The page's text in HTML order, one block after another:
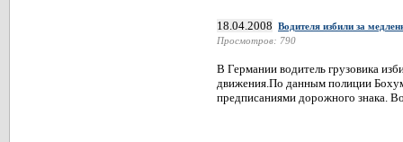
18.04.2008 Водителя избили за
Просмотров: 790
В Германии водитель грузовика
движения.По данным полиции
предписаниями дорожного знака.